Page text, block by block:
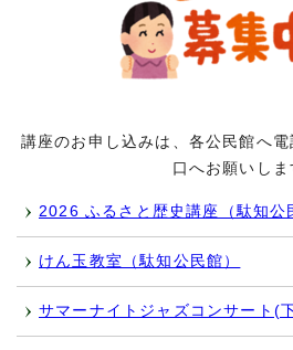
講座のお申し込みは、各公民館へ
口へお願いしま
2026 ふるさと歴史講座（駄知公
けん玉教室（駄知公民館）
サマーナイトジャズコンサート(